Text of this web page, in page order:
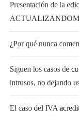
Presentación de la
¿Por qué nunca
Siguen los casos de
intrusos, no dejando
El caso del IVA